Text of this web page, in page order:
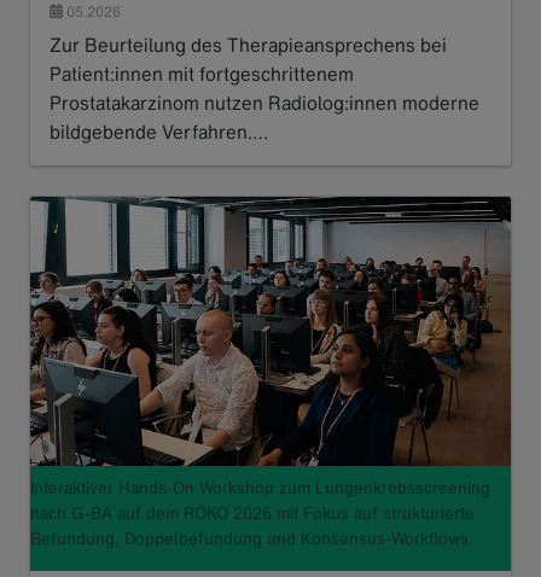
05.2026
Zur Beurteilung des Therapieansprechens bei
Patient:innen mit fortgeschrittenem
Prostatakarzinom nutzen Radiolog:innen moderne
bildgebende Verfahren.…
Interaktiver Hands-On Workshop zum Lungenkrebsscreening
nach G-BA auf dem RÖKO 2026 mit Fokus auf strukturierte
Befundung, Doppelbefundung und Konsensus-Workflows.